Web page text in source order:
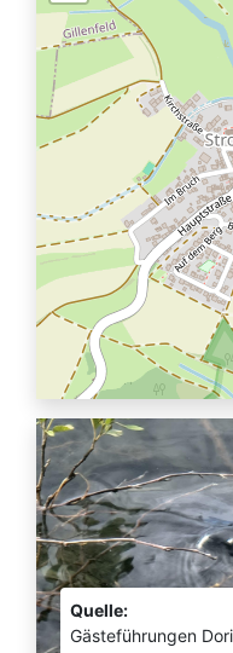
Quelle:
Gästeführungen